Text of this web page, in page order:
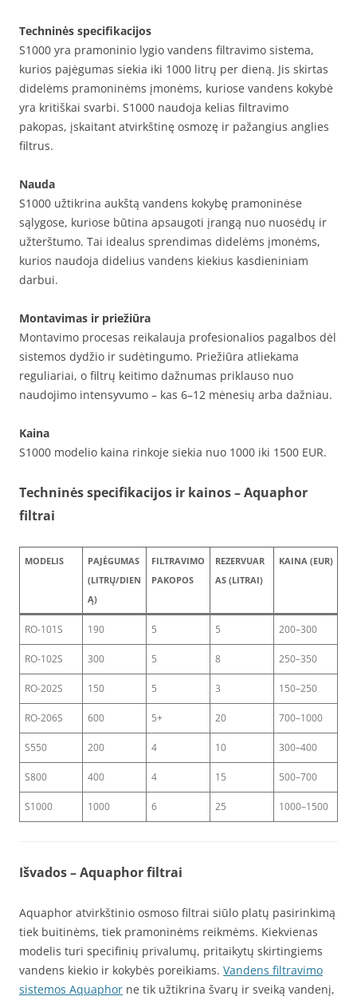
Techninės specifikacijos
S1000 yra pramoninio lygio vandens filtravimo sistema,
kurios pajėgumas siekia iki 1000 litrų per dieną. Jis skirtas
didelėms pramoninėms įmonėms, kuriose vandens kokybė
yra kritiškai svarbi. S1000 naudoja kelias filtravimo
pakopas, įskaitant atvirkštinę osmozę ir pažangius anglies
filtrus.
Nauda
S1000 užtikrina aukštą vandens kokybę pramoninėse
sąlygose, kuriose būtina apsaugoti įrangą nuo nuosėdų ir
užterštumo. Tai idealus sprendimas didelėms įmonėms,
kurios naudoja didelius vandens kiekius kasdieniniam
darbui.
Montavimas ir priežiūra
Montavimo procesas reikalauja profesionalios pagalbos dėl
sistemos dydžio ir sudėtingumo. Priežiūra atliekama
reguliariai, o filtrų keitimo dažnumas priklauso nuo
naudojimo intensyvumo – kas 6–12 mėnesių arba dažniau.
Kaina
S1000 modelio kaina rinkoje siekia nuo 1000 iki 1500 EUR.
Techninės specifikacijos ir kainos – Aquaphor
filtrai
MODELIS
PAJĖGUMAS
(LITRŲ/DIEN
Ą)
FILTRAVIMO
PAKOPOS
REZERVUAR
AS (LITRAI)
KAINA (EUR)
RO-101S 190 5 5 200–300
RO-102S 300 5 8 250–350
RO-202S 150 5 3 150–250
RO-206S 600 5+ 20 700–1000
S550 200 4 10 300–400
S800 400 4 15 500–700
S1000 1000 6 25 1000–1500
Išvados – Aquaphor filtrai
Aquaphor atvirkštinio osmoso filtrai siūlo platų pasirinkimą
tiek buitinėms, tiek pramoninėms reikmėms. Kiekvienas
modelis turi specifinių privalumų, pritaikytų skirtingiems
vandens kiekio ir kokybės poreikiams. Vandens filtravimo
sistemos Aquaphor ne tik užtikrina švarų ir sveiką vandenį,